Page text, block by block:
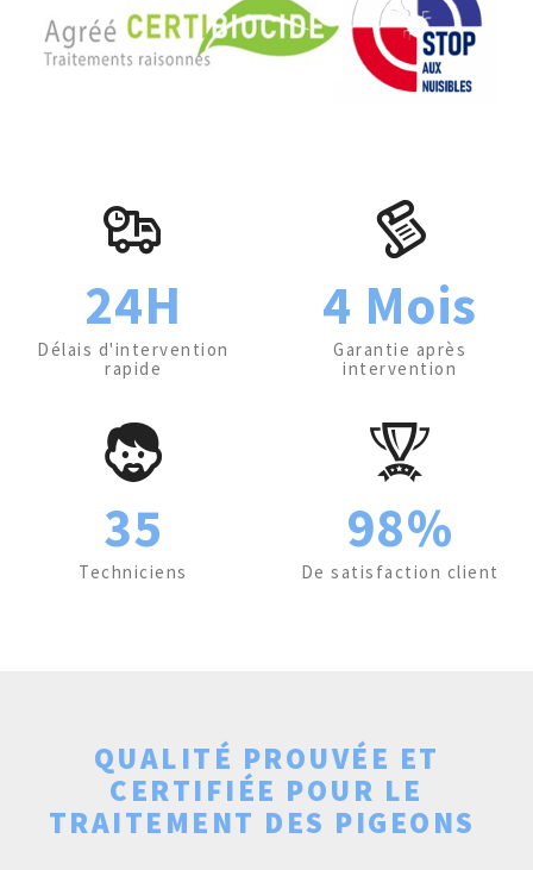
24H
Délais d'intervention
rapide
4 Mois
Garantie après
intervention
35
Techniciens
98%
De satisfaction client
QUALITÉ PROUVÉE ET
CERTIFIÉE POUR LE
TRAITEMENT DES PIGEONS